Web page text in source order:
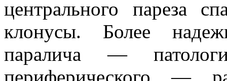
центрального пареза
клонусы. Более
паралича —
периферического —